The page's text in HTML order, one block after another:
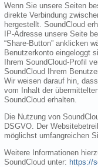
Wenn Sie unsere Seiten
direkte Verbindung
hergestellt. SoundCloud
IP-Adresse unsere Seite
“Share-Button” anklicken
Benutzerkonto eingeloggt
Ihrem SoundCloud-Profil
SoundCloud Ihrem
Wir weisen darauf hin,
vom Inhalt der
SoundCloud erhalten.
Die Nutzung von
DSGVO. Der
möglichst umfangreichen
Weitere Informationen
SoundCloud unter: https://